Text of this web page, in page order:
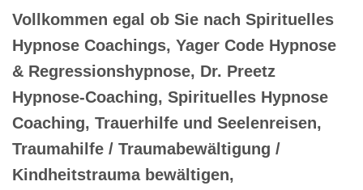
Vollkommen egal ob Sie nach Spirituelles
Hypnose Coachings, Yager Code Hypnose
& Regressionshypnose, Dr. Preetz
Hypnose-Coaching, Spirituelles Hypnose
Coaching, Trauerhilfe und Seelenreisen,
Traumahilfe / Traumabewältigung /
Kindheitstrauma bewältigen,